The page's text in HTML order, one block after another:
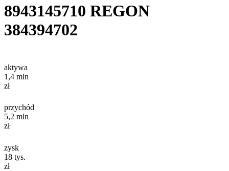
8943145710 REGON
384394702
aktywa
1,4 mln
zł
przychód
5,2 mln
zł
zysk
18 tys.
zł